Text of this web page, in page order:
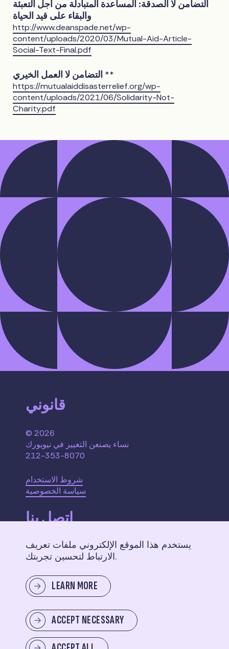
التضامن لا الصدقة: المساعدة المتبادلة من أجل التعبئة
والبقاء على قيد الحياة
http://www.deanspade.net/wp-
content/uploads/2020/03/Mutual-Aid-Article-
Social-Text-Final.pdf
التضامن لا العمل الخيري **
https://mutualaiddisasterrelief.org/wp-
content/uploads/2021/06/Solidarity-Not-
Charity.pdf
قانوني
© 2026
نساء يصنعن التغيير في نيويورك
212-353-8070
شروط الاستخدام
سياسة الخصوصية
اتصل بنا
110 W. 40th Street,
Suite 2207
أرسل لنا رسالة
يستخدم هذا الموقع الإلكتروني ملفات تعريف
الارتباط لتحسين تجربتك.
LEARN MORE
ACCEPT NECESSARY